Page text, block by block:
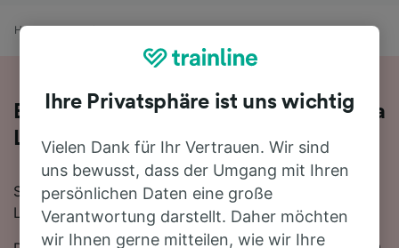
Home Bahnfahrplan Nizza nach Venezia Santa Lucia
Bequem von Nizza nach Venezia Santa
Lucia - nehmen Sie den Zug!
Sie wollen mit dem Zug von Nizza nach Venezia Santa
Lucia reisen? Dann sind Sie bei uns genau richtig!
Ihre Privatsphäre ist uns wichtig
Vielen Dank für Ihr Vertrauen. Wir sind
uns bewusst, dass der Umgang mit Ihren
persönlichen Daten eine große
Verantwortung darstellt. Daher möchten
wir Ihnen gerne mitteilen, wie wir Ihre